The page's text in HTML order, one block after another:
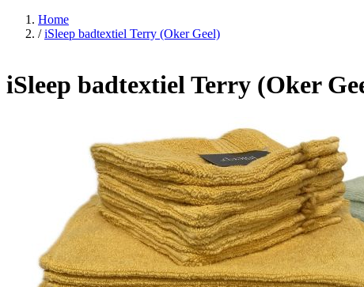
Home
/ iSleep badtextiel Terry (Oker Geel)
iSleep badtextiel Terry (Oker